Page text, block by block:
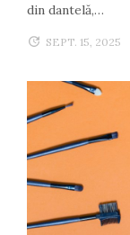
din dantelă,…
SEPT. 15, 2025